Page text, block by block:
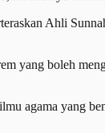
Ahli
yang boleh
agama yang